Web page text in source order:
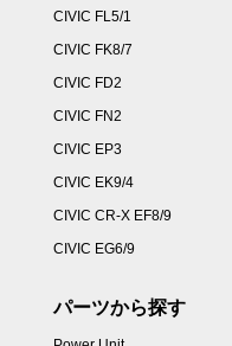
CIVIC FL5/1
CIVIC FK8/7
CIVIC FD2
CIVIC FN2
CIVIC EP3
CIVIC EK9/4
CIVIC CR-X EF8/9
CIVIC EG6/9
パーツから探す